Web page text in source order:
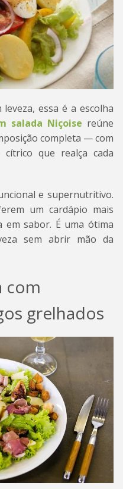
essa é a escolha
salada Niçoise reúne
completa — com
que realça cada
e supernutritivo.
um cardápio mais
em sabor. É uma ótima
sem abrir mão da
com
grelhados